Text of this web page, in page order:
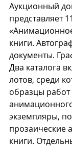
Аукционный
представляет
книги.
документы.
Два каталога
лотов, среди
образцы работ
экземпляры,
прозаические
книги.